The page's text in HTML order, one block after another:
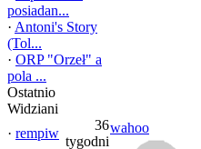
posiadan...
· Antoni's Story
(Tol...
· ORP "Orzeł" a
pola ...
Ostatnio
Widziani
· rempiw
36
tygodni
wahoo